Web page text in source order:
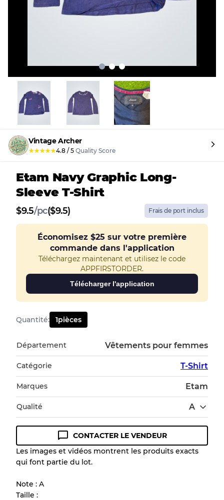
Vintage Archer
★★★★★4.8 / 5 Quality Score
Etam Navy Graphic Long-
Sleeve T-Shirt
$9.5/pc($9.5) Frais de port inclus
Économisez $25 sur votre première
commande dans l'application
Téléchargez maintenant et utilisez le code
APPFIRSTORDER.
Télécharger l'application
Quantité: 1pièces
Département Vêtements pour femmes
Catégorie T-Shirt
Marques Etam
Qualité A
Guide des conditions
Tous les produits incluent un niveau de
de chaque article avant l'achat.
CONTACTER LE VENDEUR
Les images et vidéos montrent les produits exacts
qui font partie du lot.
Note : A
Taille :